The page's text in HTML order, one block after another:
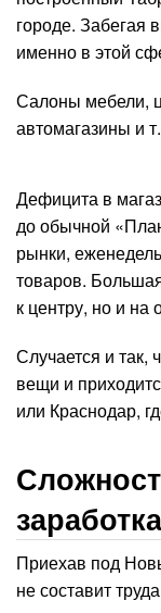
городе. Забегая
именно в этой
Салоны мебели,
автомагазины и
Дефицита в
до обычной
рынки,
товаров.
к центру, но и на
Случается и так,
вещи и
или Краснодар,
заработка
Приехав под
не составит